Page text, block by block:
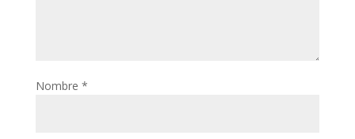
Nombre *